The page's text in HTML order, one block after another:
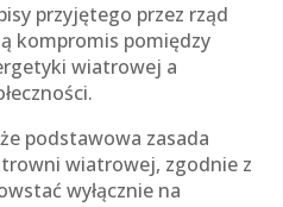
przyjętego przez rząd
kompromis pomiędzy
wiatrowej a
podstawowa zasada
wiatrowej, zgodnie z
wyłącznie na